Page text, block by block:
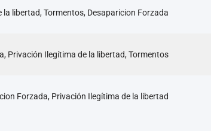
la libertad, Tormentos, Desaparicion Forzada
Privación Ilegítima de la libertad, Tormentos
Forzada, Privación Ilegítima de la libertad